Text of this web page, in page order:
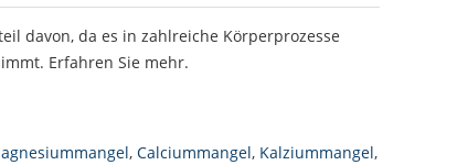
davon, da es in zahlreiche Körperprozesse
Erfahren Sie mehr.
, Calciummangel, Kalziummangel,